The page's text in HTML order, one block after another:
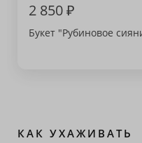
2 850 ₽
Букет "Рубиновое
КАК УХАЖИВАТЬ